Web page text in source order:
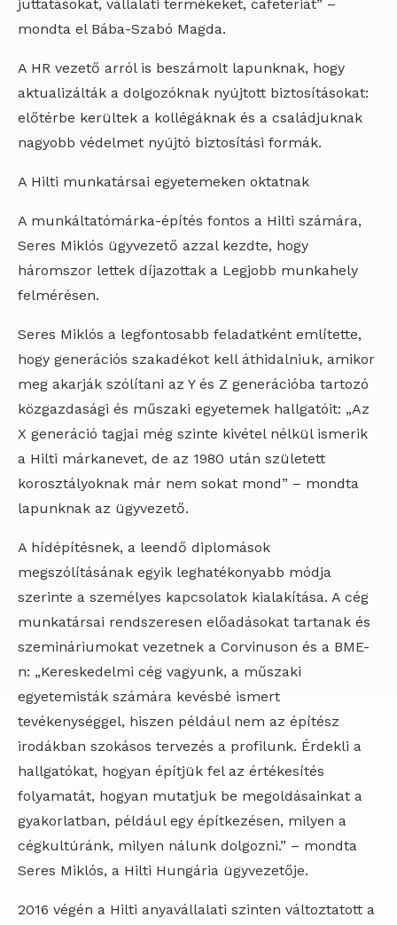
juttatásokat, vállalati termékeket, cafeteriát” –
mondta el Bába-Szabó Magda.
A HR vezető arról is beszámolt lapunknak, hogy
aktualizálták a dolgozóknak nyújtott biztosításokat:
előtérbe kerültek a kollégáknak és a családjuknak
nagyobb védelmet nyújtó biztosítási formák.
A Hilti munkatársai egyetemeken oktatnak
A munkáltatómárka-építés fontos a Hilti számára,
Seres Miklós ügyvezető azzal kezdte, hogy
háromszor lettek díjazottak a Legjobb munkahely
felmérésen.
Seres Miklós a legfontosabb feladatként említette,
hogy generációs szakadékot kell áthidalniuk, amikor
meg akarják szólítani az Y és Z generációba tartozó
közgazdasági és műszaki egyetemek hallgatóit: „Az
X generáció tagjai még szinte kivétel nélkül ismerik
a Hilti márkanevet, de az 1980 után született
korosztályoknak már nem sokat mond” – mondta
lapunknak az ügyvezető.
A hídépítésnek, a leendő diplomások
megszólításának egyik leghatékonyabb módja
szerinte a személyes kapcsolatok kialakítása. A cég
munkatársai rendszeresen előadásokat tartanak és
szemináriumokat vezetnek a Corvinuson és a BME-
n: „Kereskedelmi cég vagyunk, a műszaki
egyetemisták számára kevésbé ismert
tevékenységgel, hiszen például nem az építész
irodákban szokásos tervezés a profilunk. Érdekli a
hallgatókat, hogyan építjük fel az értékesítés
folyamatát, hogyan mutatjuk be megoldásainkat a
gyakorlatban, például egy építkezésen, milyen a
cégkultúránk, milyen nálunk dolgozni.” – mondta
Seres Miklós, a Hilti Hungária ügyvezetője.
2016 végén a Hilti anyavállalati szinten változtatott a